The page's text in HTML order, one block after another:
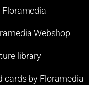
Floramedia
Webshop
library
cards by Floramedia